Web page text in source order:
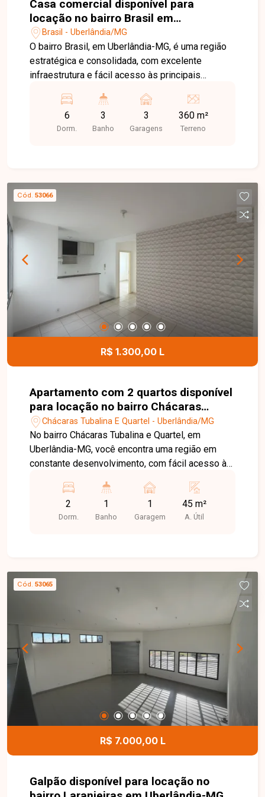
Casa comercial disponível para
locação no bairro Brasil em
Uberlândia-MG
Brasil - Uberlândia/MG
O bairro Brasil, em Uberlândia-MG, é uma região
estratégica e consolidada, com excelente
infraestrutura e fácil acesso às principais
com ampla oferta de comércios, bancos,
restaurantes, escolas e serviços, sendo uma
excelente localização para empresas e
04 salas de atendimento, banheiros masculino e
feminino, cozinha, área de serviço e espaço
gourmet com churrasqueira. Como diferencial, o
imóvel dispõe de uma edícula completa com
sala, 02 quartos, banheiro, cozinha e lavanderia,
oferecendo versatilidade para diversas
atividades comerciais. Uma excelente opção para
clínicas, escritórios, escolas, consultórios ou
empresas que buscam um imóvel amplo,
funcional e muito bem localizado. Entre em
contato para mais informações e agende uma
visita para conhecer esta excelente oportunidade
6
Dorm.
3
Banho
3
Garagens
360 m²
Terreno
Cód. 53066
R$ 1.300,00 L
Apartamento com 2 quartos disponível
para locação no bairro Chácaras
Tubalina E Quartel em Uberlândia-MG
Chácaras Tubalina E Quartel - Uberlândia/MG
No bairro Chácaras Tubalina e Quartel, em
Uberlândia-MG, você encontra uma região em
constante desenvolvimento, com fácil acesso às
supermercados, escolas, farmácias e diversos
comércios, proporcionando praticidade e
qualidade de vida. Apartamento disponível para
1 vaga de garagem. Os ambientes são bem
distribuídos, oferecendo conforto e
funcionalidade para o dia a dia. O condomínio
dispõe de portaria 24 horas, playground, quadra
esportiva e quiosque com churrasqueira,
proporcionando mais segurança, lazer e
comodidade para toda a família. Uma excelente
oportunidade para quem busca um apartamento
bem localizado, com condomínio completo e
ótimo custo-benefício. Entre em contato e
agende sua visita!
2
Dorm.
1
Banho
1
Garagem
45 m²
A. Útil
Cód. 53065
R$ 7.000,00 L
Galpão disponível para locação no